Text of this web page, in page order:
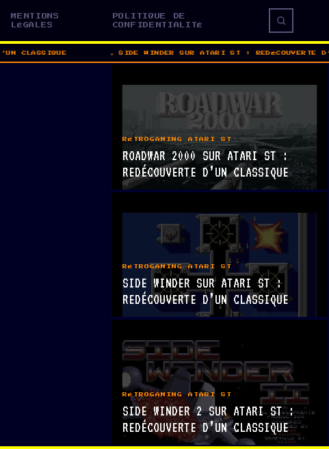
MENTIONS
LÉGALES
POLITIQUE DE
CONFIDENTIALITÉ
CLASSIQUE SIDE WINDER SUR ATARI ST : REDÉCOUVERTE
RÉTROGAMING ATARI ST
ROADWAR 2000 SUR ATARI ST :
REDÉCOUVERTE D’UN CLASSIQUE
RÉTROGAMING ATARI ST
SIDE WINDER SUR ATARI ST :
REDÉCOUVERTE D’UN CLASSIQUE
RÉTROGAMING ATARI ST
SIDE WINDER 2 SUR ATARI ST :
REDÉCOUVERTE D’UN CLASSIQUE